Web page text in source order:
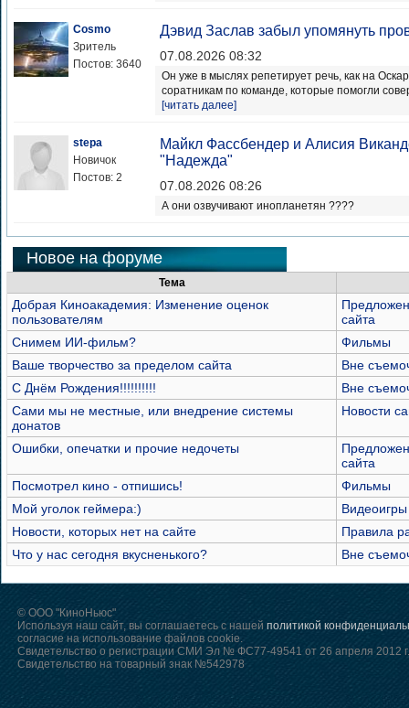
Cosmo
Зритель
Постов: 3640
Дэвид Заслав забыл упомянуть
07.08.2026 08:32
Он уже в мыслях репетирует речь, как на
соратникам по команде, которые помогли
[читать далее]
stepa
Новичок
Постов: 2
Майкл Фассбендер и Алисия
"Надежда"
07.08.2026 08:26
А они озвучивают инопланетян ????
Новое на форуме
Тема
Добрая Киноакадемия: Изменение оценок
пользователям
сайта
Снимем ИИ-фильм?
Фильмы
Ваше творчество за пределом сайта
Вне
С Днём Рождения!!!!!!!!!!
Вне
Сами мы не местные, или внедрение системы
донатов
Новости
Ошибки, опечатки и прочие недочеты
сайта
Посмотрел кино - отпишись!
Фильмы
Мой уголок геймера:)
Видеоигры
Новости, которых нет на сайте
Правила
Что у нас сегодня вкусненького?
Вне
© ООО "КиноНьюс"
Используя наш сайт, вы соглашаетесь с нашей политикой
согласие на использование файлов cookie.
Свидетельство о регистрации СМИ Эл № ФС77-49541 от 26 апреля 2012 г.
Свидетельство на товарный знак №542978